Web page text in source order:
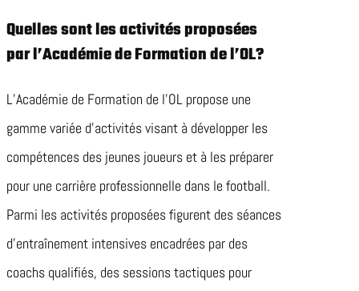
Quelles sont les activités proposées
par l’Académie de Formation de l’OL?
L’Académie de Formation de l’OL propose une
gamme variée d’activités visant à développer les
compétences des jeunes joueurs et à les préparer
pour une carrière professionnelle dans le football.
Parmi les activités proposées figurent des séances
d’entraînement intensives encadrées par des
coachs qualifiés, des sessions tactiques pour